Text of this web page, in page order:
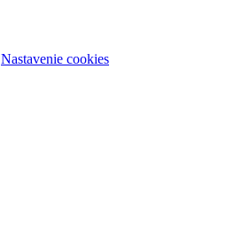
Nastavenie cookies